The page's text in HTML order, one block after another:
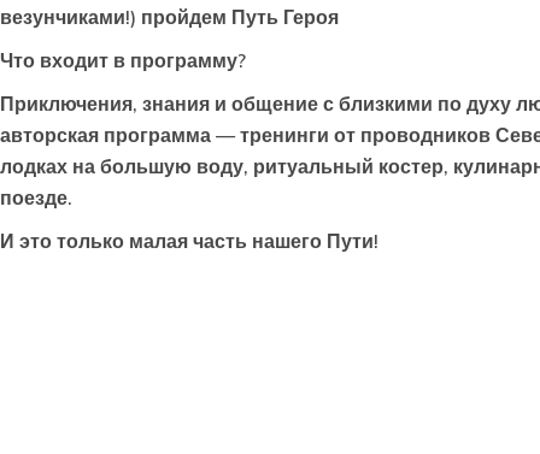
везунчиками!) пройдем Путь Героя
Что входит в программу?
Приключения, знания и общение с близкими по духу
авторская программа — тренинги от проводников
лодках на большую воду, ритуальный костер,
поезде.
И это только малая часть нашего Пути!